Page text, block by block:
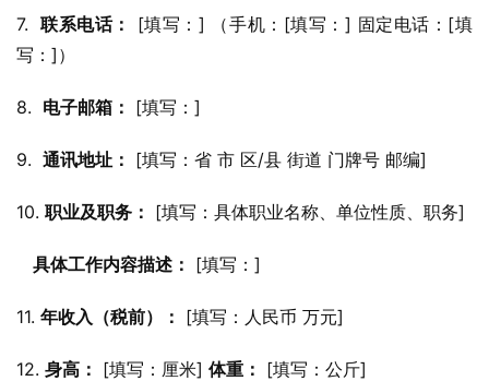
7. 联系电话：
[填写：] （手机：[填写：] 固定电话：[填
写：]）
8. 电子邮箱： [填写：]
9. 通讯地址： [填写：省 市 区/县 街道 门牌号 邮编]
10. 职业及职务： [填写：具体职业名称、单位性质、职务]
具体工作内容描述： [填写：]
11. 年收入（税前）： [填写：人民币 万元]
12. 身高： [填写：厘米] 体重： [填写：公斤]